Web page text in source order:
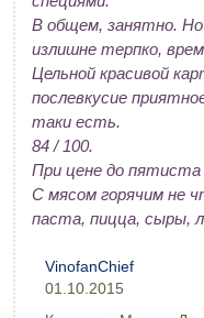
В общем, занятно. Но
излишне терпко,
Цельной красивой
послевкусие
таки есть.
84 / 100.
При цене до пятиста
С мясом горячим не
паста, пицца, сыры,
VinofanChief
01.10.2015